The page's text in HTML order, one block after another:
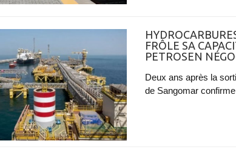
FRÔLE SA
PETROSEN
Deux ans après la
de Sangomar